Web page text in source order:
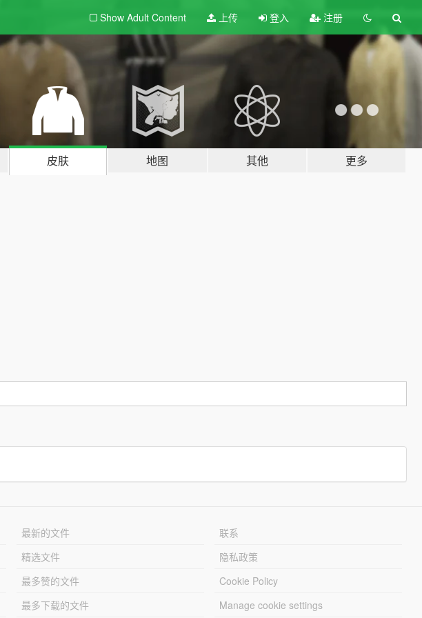
Show Adult Content 上传 登入 注册
皮肤 地图 其他 更多
最新的文件
精选文件
最多赞的文件
最多下载的文件
联系
隐私政策
Cookie Policy
Manage cookie settings